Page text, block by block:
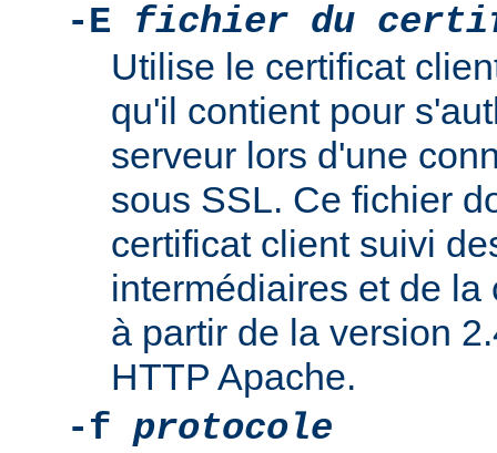
-E fichier du
Utilise le certificat
qu'il contient pour
serveur lors d'une
sous SSL. Ce fichier
certificat client suivi
intermédiaires et de
à partir de la version
HTTP Apache.
-f protocole